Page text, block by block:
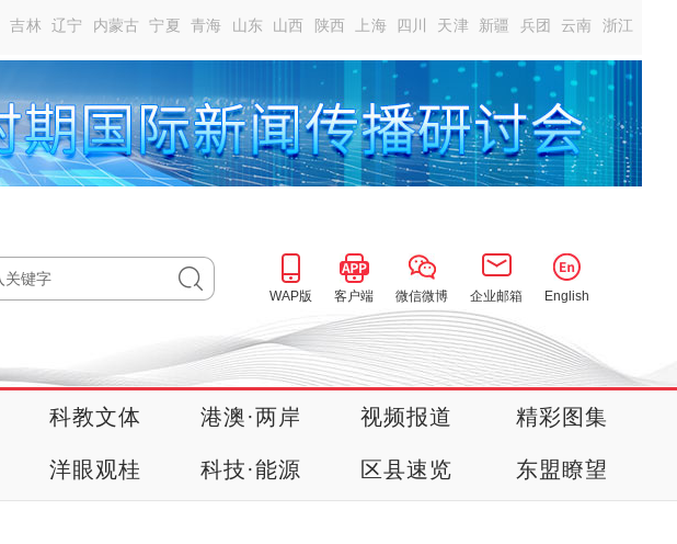
吉林 辽宁 内蒙古 宁夏 青海 山东 山西 陕西 上海 四川 天津 新疆 兵团 云南 浙江
WAP版 客户端 微信微博 企业邮箱 English
科教文体 港澳·两岸 视频报道 精彩图集
洋眼观桂 科技·能源 区县速览 东盟瞭望